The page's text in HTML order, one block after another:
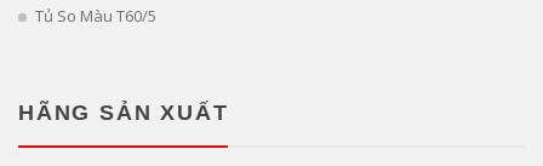
Tủ So Màu T60/5
HÃNG SẢN XUẤT